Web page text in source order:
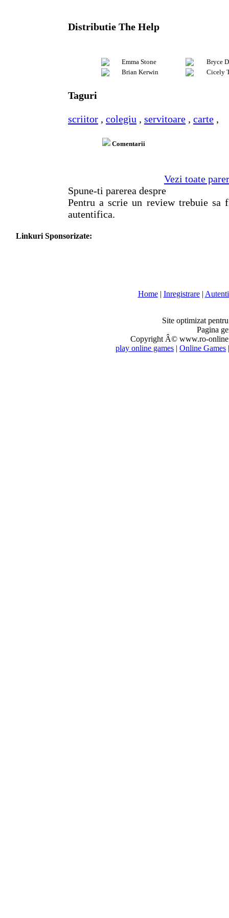
Distributie The Help
Emma Stone
Bryce
Brian Kerwin
Cicely
Taguri
scriitor , colegiu , servitoare , carte ,
Comentarii
Vezi toate
Spune-ti parerea despre
Pentru a scrie un review trebuie
autentifica.
Linkuri Sponsorizate:
Home| Inregistrare|
Site optimizat
Pagina
Copyright Â© www.ro-
play online games | Online Games